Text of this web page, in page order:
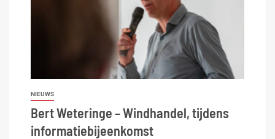
NIEUWS
Bert Weteringe – Windhandel, tijdens
informatiebijeenkomst